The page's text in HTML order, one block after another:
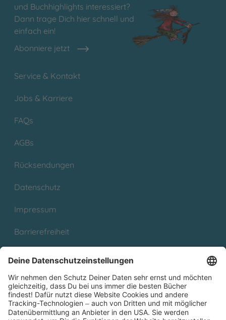
und Buchhighlights interessiert?
Dann trage Dich hier schnell und
einfach ein!
Abonniere jetzt
Service & Kontakt
Jobs & Karriere
FAQs
AGBs
Rücksendungen
Datenschutz
Impressum
Barrierefreiheit
Partnerprogramm (Affiliate)
Folge uns auf